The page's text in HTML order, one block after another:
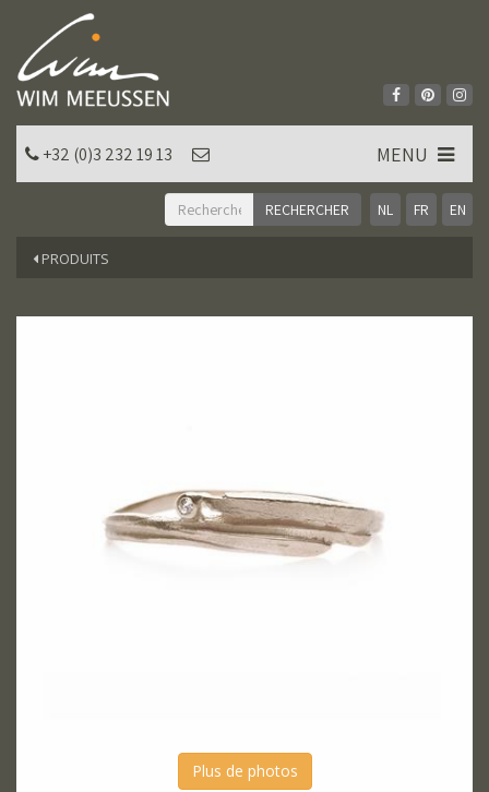
NL FR EN
+32 (0)3 232 19 13 MENU
PRODUITS
Plus de photos